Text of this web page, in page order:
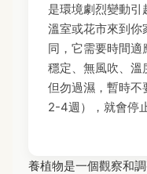
是環境劇烈變動
溫室或花市來到你
同，它需要時間
穩定、無風吹、溫
但勿過濕，暫時不
2-4週），就會停
養植物是一個觀察和